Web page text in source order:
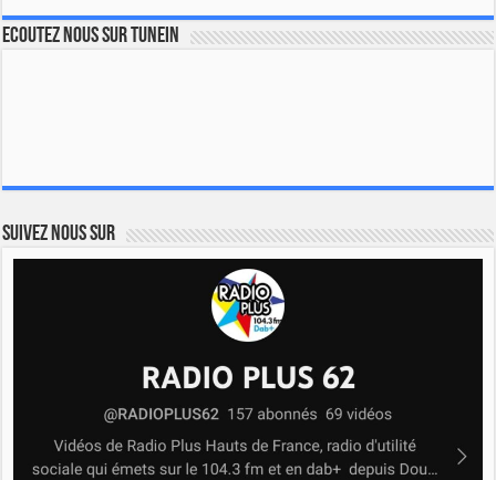
Ecoutez nous sur TuneIn
Suivez nous sur